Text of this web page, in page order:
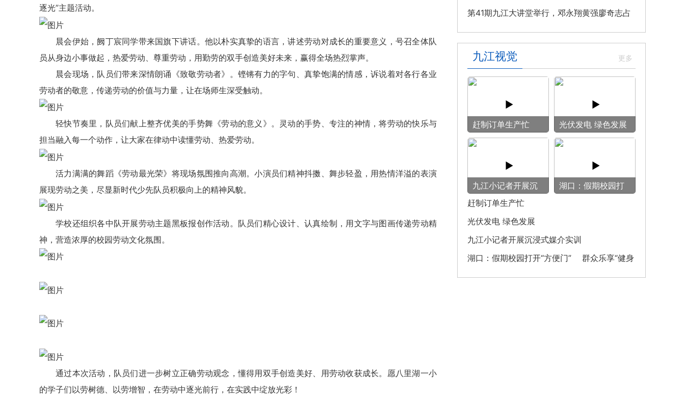
逐光”主题活动。
晨会伊始，阙丁宸同学带来国旗下讲话。他以朴实真挚的语言，讲述劳动对成长的重要意义，号召全体队
员从身边小事做起，热爱劳动、尊重劳动，用勤劳的双手创造美好未来，赢得全场热烈掌声。
晨会现场，队员们带来深情朗诵《致敬劳动者》。铿锵有力的字句、真挚饱满的情感，诉说着对各行各业
劳动者的敬意，传递劳动的价值与力量，让在场师生深受触动。
轻快节奏里，队员们献上整齐优美的手势舞《劳动的意义》。灵动的手势、专注的神情，将劳动的快乐与
担当融入每一个动作，让大家在律动中读懂劳动、热爱劳动。
活力满满的舞蹈《劳动最光荣》将现场氛围推向高潮。小演员们精神抖擞、舞步轻盈，用热情洋溢的表演
展现劳动之美，尽显新时代少先队员积极向上的精神风貌。
学校还组织各中队开展劳动主题黑板报创作活动。队员们精心设计、认真绘制，用文字与图画传递劳动精
神，营造浓厚的校园劳动文化氛围。
通过本次活动，队员们进一步树立正确劳动观念，懂得用双手创造美好、用劳动收获成长。愿八里湖一小
的学子们以劳树德、以劳增智，在劳动中逐光前行，在实践中绽放光彩！
作
第41期九江大讲堂举行，邓永翔黄强廖奇志占
勇出席
九江视觉
赶制订单生产忙 光伏发电 绿色发展
九江小记者开展沉
浸式媒介实训
湖口：假期校园打
赶制订单生产忙
光伏发电 绿色发展
九江小记者开展沉浸式媒介实训
湖口：假期校园打开“方便门” 群众乐享“健身
圈”